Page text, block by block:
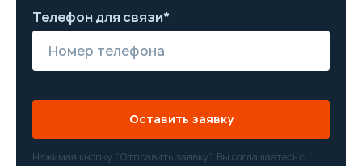
Телефон для связи*
Оставить заявку
Нажимая кнопку “Отправить заявку”, Вы соглашаетесь с